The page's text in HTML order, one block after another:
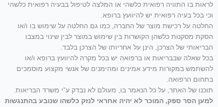
לראות בו התוויה רפואית כלשהי או המלצה לטיפול בבעיה רפואית כלשהי
וכי בכל בעיה רפואית יש להיוועץ ברופא.
החלטה על רכישת מוצר של החברה, כמו גם החלטה על שימוש בו ו/או
הסקת מסקנות כלשהן הקושרות בין שימוש במוצר לבין שינוי במצבו
הבריאותי של הצרכן, הינן על אחריותו של הצרכן בלבד.
בכל שאלה שבבריאות או ברפואה יש בכל מקרה להיוועץ ברופא ו/או
להשתמש במקורות מידע אמינים ומהימנים של אנשי מקצוע מוסמכים
בתחום הרפואה.
תוכנו של האתר, על כל הנאמר בו, מעולם לא נבדק ע”י משרד הבריאות.
למען הסר ספק, המוכר לא יהיה אחראי לנזק כלשהו שנובע בהתנגשות